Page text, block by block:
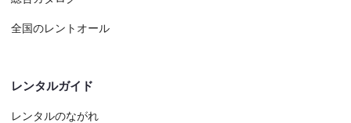
全国のレントオール
レンタルガイド
レンタルのながれ